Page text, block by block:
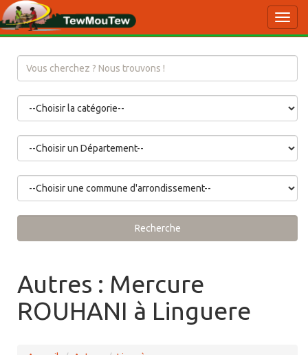
Recherche
Autres : Mercure
ROUHANI à Linguere